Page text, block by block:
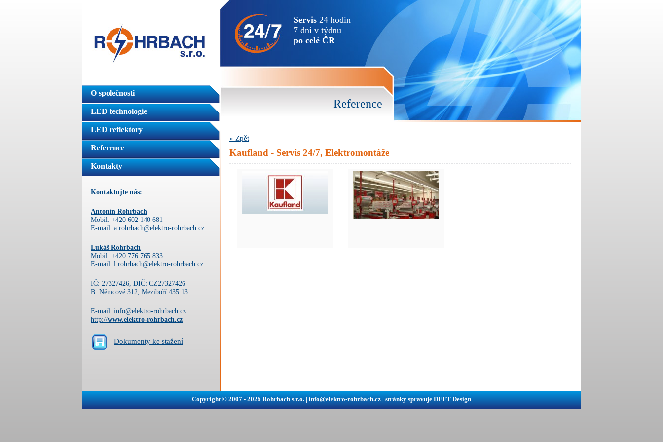
Servis 24 hodin
7 dní v týdnu
po celé ČR
O společnosti
LED technologie
LED reflektory
Reference
Kontakty
Kontaktujte nás:
Antonín Rohrbach
Mobil: +420 602 140 681
E-mail: a.rohrbach@elektro-rohrbach.cz
Lukáš Rohrbach
Mobil: +420 776 765 833
E-mail: l.rohrbach@elektro-rohrbach.cz
IČ: 27327426, DIČ: CZ27327426
B. Němcové 312, Meziboří 435 13
E-mail: info@elektro-rohrbach.cz
http://www.elektro-rohrbach.cz
Dokumenty ke stažení
Reference
« Zpět
Kaufland - Servis 24/7, Elektromontáže
Copyright © 2007 - 2026 Rohrbach s.r.o. | info@elektro-rohrbach.cz | stránky spravuje DEFT Design